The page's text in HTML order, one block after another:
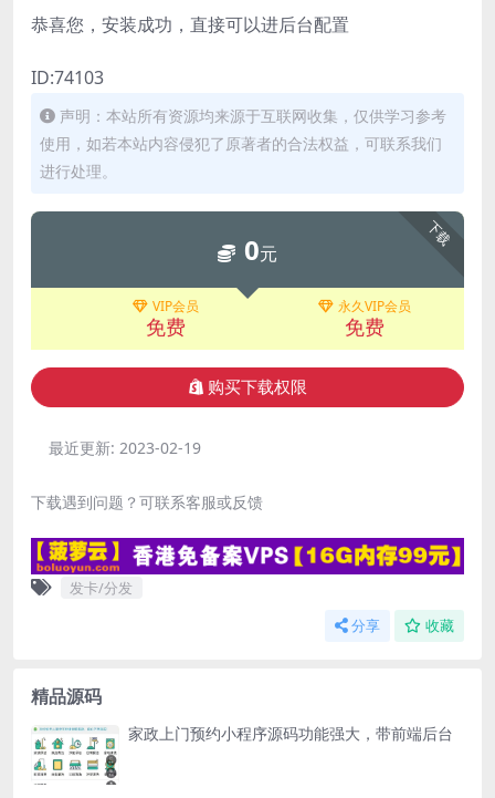
恭喜您，安装成功，直接可以进后台配置
ID:74103
声明：本站所有资源均来源于互联网收集，仅供学习参考
使用，如若本站内容侵犯了原著者的合法权益，可联系我们
进行处理。
下载
0元
VIP会员
免费
永久VIP会员
免费
购买下载权限
最近更新: 2023-02-19
下载遇到问题？可联系客服或反馈
发卡/分发
分享 收藏
精品源码
家政上门预约小程序源码功能强大，带前端后台